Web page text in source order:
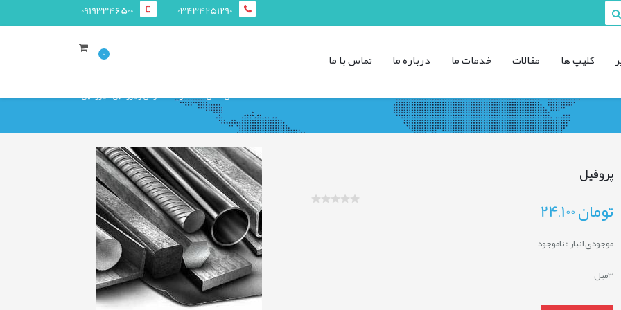
03434251290
09193346500
0 کليپ ها مقالات خدمات ما درباره ما تماس با ما
صفحه ی اصلی محصولات قوطی و پروفيل پروفیل
پروفیل
تومان
موجودی انبار :ناموجود
3میل